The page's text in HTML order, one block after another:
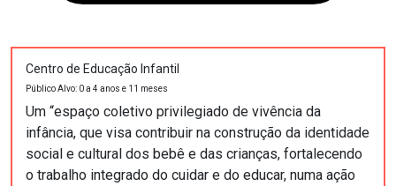
Centro de Educação Infantil
Público Alvo: 0 a 4 anos e 11 meses
Um “espaço coletivo privilegiado de vivência da
infância, que visa contribuir na construção da identidade
social e cultural dos bebê e das crianças, fortalecendo
o trabalho integrado do cuidar e do educar, numa ação